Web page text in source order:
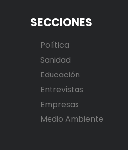
SECCIONES
Política
Sanidad
Educación
Entrevistas
Empresas
Medio Ambiente